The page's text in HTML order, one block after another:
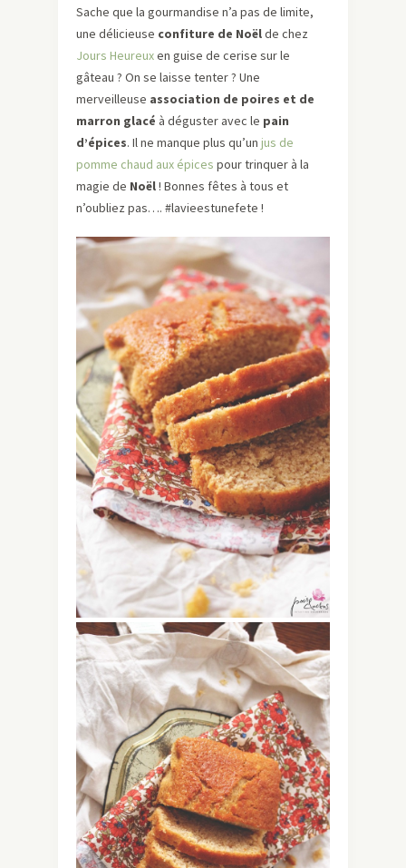
Sache que la gourmandise n’a pas de limite,
une délicieuse confiture de Noëlde chez
Jours Heureuxen guise de cerise sur le
gâteau ? On se laisse tenter ? Une
merveilleuse association de poires et de
marron glacé à déguster avec le pain
d’épices. Il ne manque plus qu’un jus de
pomme chaud aux épices pour trinquer à la
magie de Noël! Bonnes fêtes à tous et
n’oubliez pas…. #lavieestunefete !